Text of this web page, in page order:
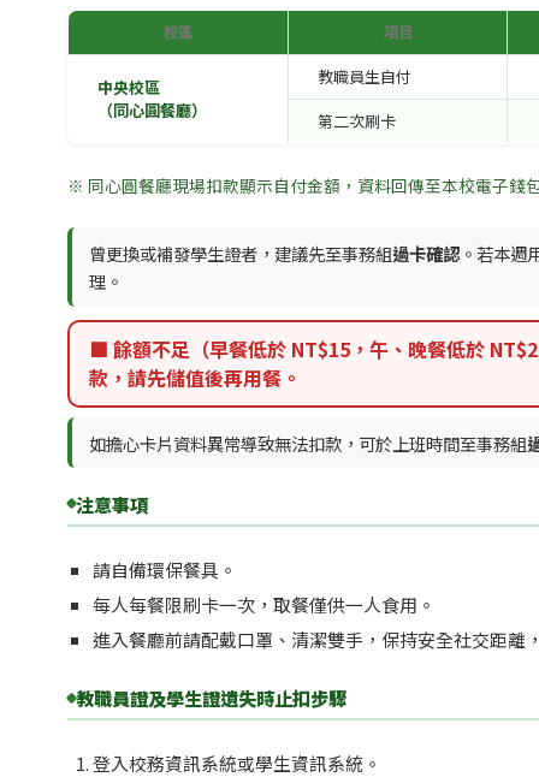
校區 項目
中央校區
（同心圓餐廳）
教職員生自付
第二次刷卡
※ 同心圓餐廳現場扣款顯示自付金額，資料回傳至本校電子錢
曾更換或補發學生證者，建議先至事務組過卡確認。若本週
理。
■ 餘額不足（早餐低於 NT$15，午、晚餐低於
款，請先儲值後再用餐。
如擔心卡片資料異常導致無法扣款，可於上班時間至事務組
注意事項
請自備環保餐具。
每人每餐限刷卡一次，取餐僅供一人食用。
進入餐廳前請配戴口罩、清潔雙手，保持安全社交距離
教職員證及學生證遺失時止扣步驟
登入校務資訊系統或學生資訊系統。